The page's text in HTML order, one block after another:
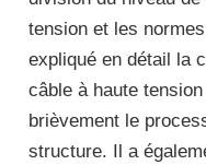
tension et les
expliqué en détail la
câble à haute
brièvement le
structure. Il a